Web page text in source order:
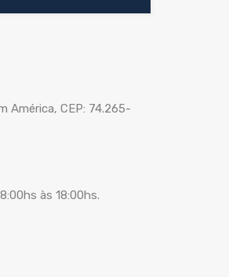
América, CEP: 74.265-
às 18:00hs.